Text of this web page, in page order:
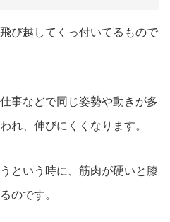
び越してくっ付いてるもので
事などで同じ姿勢や動きが多
れ、伸びにくくなります。
という時に、筋肉が硬いと膝
のです。